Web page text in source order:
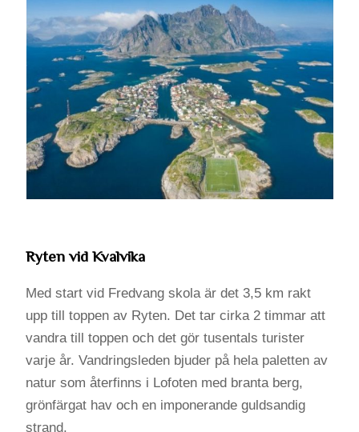
Ryten vid Kvalvika
Med start vid Fredvang skola är det 3,5 km rakt
upp till toppen av Ryten. Det tar cirka 2 timmar att
vandra till toppen och det gör tusentals turister
varje år. Vandringsleden bjuder på hela paletten av
natur som återfinns i Lofoten med branta berg,
grönfärgat hav och en imponerande guldsandig
strand.